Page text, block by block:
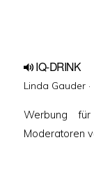
IQ-DRINK
Linda Gauder ·
Werbung
Moderatoren